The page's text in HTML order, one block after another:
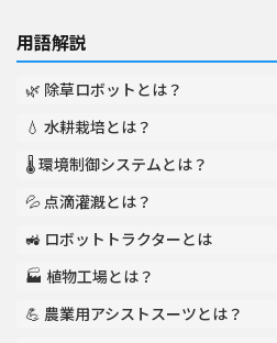
用語解説
🌿 除草ロボットとは？
💧 水耕栽培とは？
🌡️ 環境制御システムとは？
💦 点滴灌漑とは？
🚜 ロボットトラクターとは
🏭 植物工場とは？
💪 農業用アシストスーツとは？